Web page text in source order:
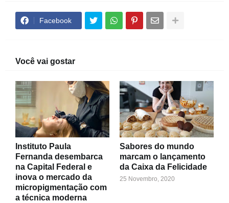
Facebook
Você vai gostar
Instituto Paula
Fernanda desembarca
na Capital Federal e
inova o mercado da
micropigmentação com
a técnica moderna
Sabores do mundo
marcam o lançamento
da Caixa da Felicidade
25 Novembro, 2020